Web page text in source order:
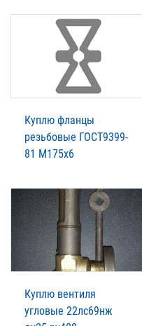
Куплю фланцы
резьбовые ГОСТ9399-
81 М175х6
Куплю вентиля
угловые 22лс69нж